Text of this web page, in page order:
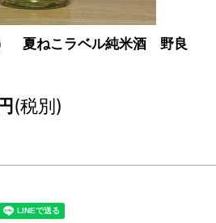
） 夏ねこラベル純米酒 野良
(税別)